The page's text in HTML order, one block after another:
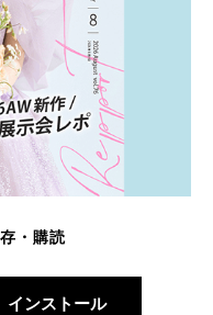
・購読
インストール